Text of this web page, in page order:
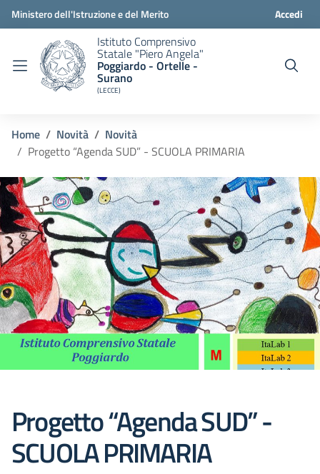
Ministero dell'Istruzione e del Merito Accedi
Istituto Comprensivo
Statale "Piero Angela"
Poggiardo - Ortelle -
Surano
(LECCE)
Home Novità
Novità
Progetto “Agenda SUD” - SCUOLA PRIMARIA
Progetto “Agenda SUD” -
SCUOLA PRIMARIA